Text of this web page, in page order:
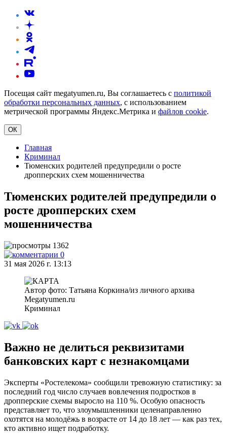
Посещая сайт megatyumen.ru, Вы соглашаетесь с политикой
обработки персональных данных, с использованием
метрической программы Яндекс.Метрика и файлов cookie.
ОК
Главная
Криминал
Тюменских родителей предупредили о росте
дропперских схем мошенничества
Тюменских родителей предупредили о
росте дропперских схем
мошенничества
1362
0
31 мая 2026 г. 13:13
Автор фото: Татьяна Коркина/из личного архива
Megatyumen.ru
Криминал
Важно не делиться реквизитами
банковских карт с незнакомцами
Эксперты «Ростелекома» сообщили тревожную статистику: за
последний год число случаев вовлечения подростков в
дропперские схемы выросло на 110 %. Особую опасность
представляет то, что злоумышленники целенаправленно
охотятся на молодёжь в возрасте от 14 до 18 лет — как раз тех,
кто активно ищет подработку.